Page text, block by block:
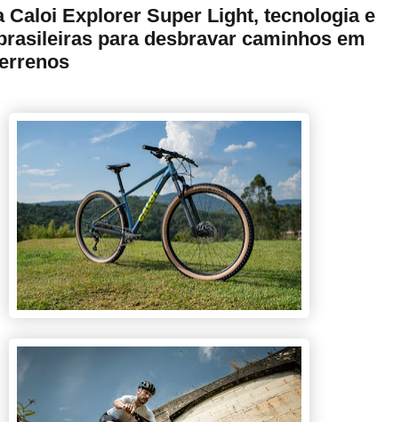
Caloi Explorer Super Light, tecnologia e
para desbravar caminhos em